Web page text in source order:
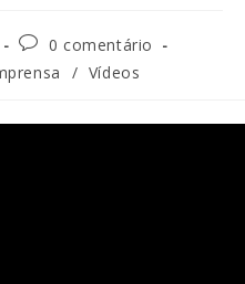
0 comentário
/ Vídeos